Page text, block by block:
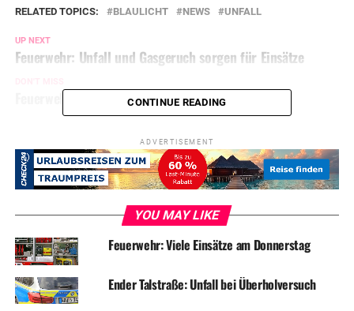
RELATED TOPICS: BLAULICHT NEWS UNFALL
UP NEXT
Feuerwehr: Unfall und Gasgeruch sorgen für Einsätze
Feuerwehr bei Küchenbrand im Einsatz
CONTINUE READING
ADVERTISEMENT
YOU MAY LIKE
Feuerwehr: Viele Einsätze am Donnerstag
Ender Talstraße: Unfall bei Überholversuch